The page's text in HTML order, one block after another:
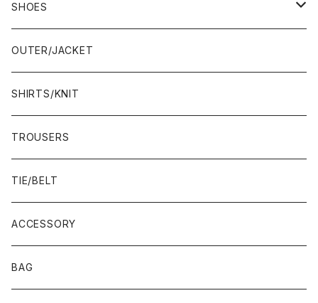
SHOES
21.5-22.0 cm
22.0-22.5 cm
22.5-23.0 cm
23.0-23.5 cm
23.5-24.0 cm
24.0-24.5 cm
OUTER/JACKET
SHIRTS/KNIT
TROUSERS
TIE/BELT
ACCESSORY
BAG